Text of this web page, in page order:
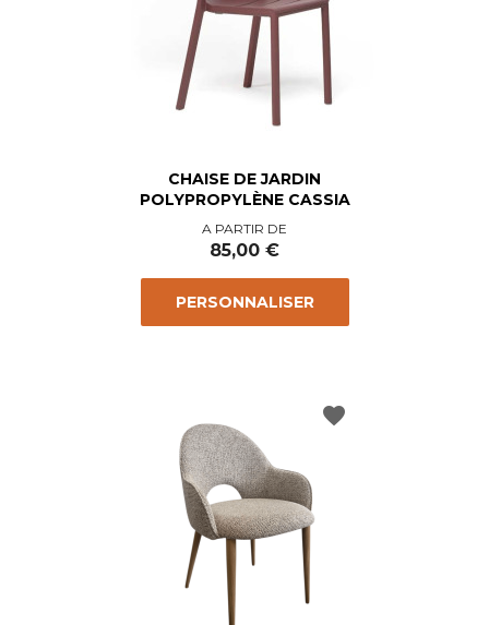
CHAISE DE JARDIN
POLYPROPYLÈNE CASSIA
Prix
A PARTIR DE
85,00 €
PERSONNALISER
favorite